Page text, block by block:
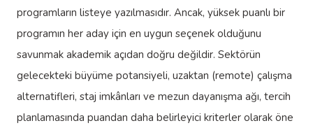
programların listeye yazılmasıdır. Ancak, yüksek puanlı bir
programın her aday için en uygun seçenek olduğunu
savunmak akademik açıdan doğru değildir. Sektörün
gelecekteki büyüme potansiyeli, uzaktan (remote) çalışma
alternatifleri, staj imkânları ve mezun dayanışma ağı, tercih
planlamasında puandan daha belirleyici kriterler olarak öne